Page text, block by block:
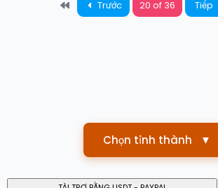
Trước 20 of 36 Tiếp
Chọn tỉnh thành ▼